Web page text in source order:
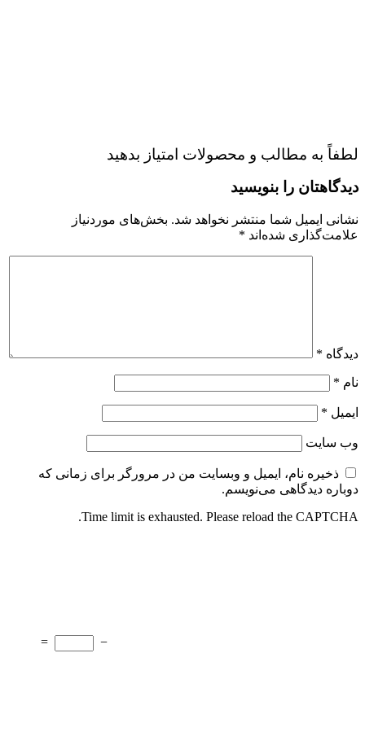
لطفاً به مطالب و محصولات امتیاز بدهید
دیدگاهتان را بنویسید
نشانی ایمیل شما منتشر نخواهد شد. بخش‌های موردنیاز
علامت‌گذاری شده‌اند *
دیدگاه *
نام *
ایمیل *
وب‌ سایت
ذخیره نام، ایمیل و وبسایت من در مرورگر برای زمانی که
دوباره دیدگاهی می‌نویسم.
Time limit is exhausted. Please reload the CAPTCHA.
−
=